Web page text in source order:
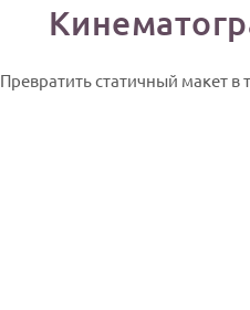
Превратить статичный макет